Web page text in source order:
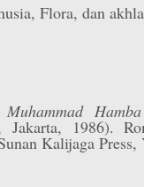
Flora, dan
Muhammad
Jakarta, 1986).
Kalijaga Press,